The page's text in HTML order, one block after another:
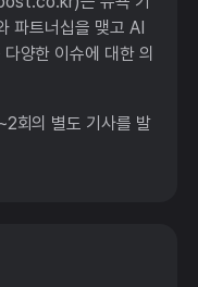
파트너십을 맺고 AI
양한 이슈에 대한 의
회의 별도 기사를 발